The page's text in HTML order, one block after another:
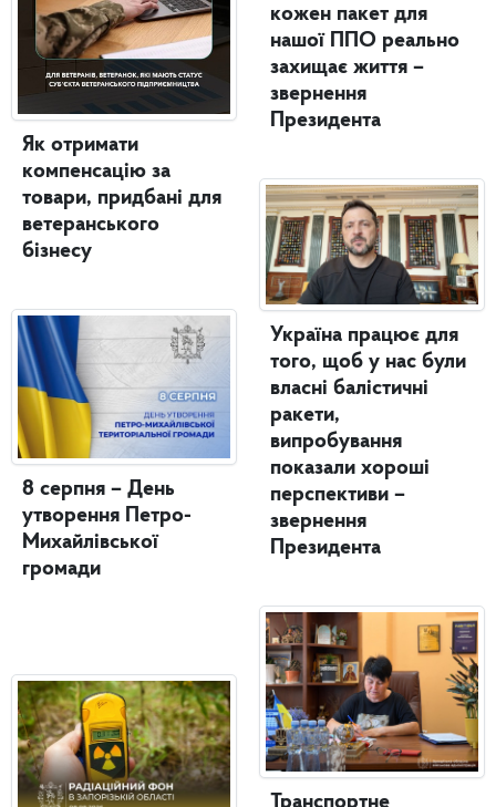
Як отримати
компенсацію за
товари, придбані для
ветеранського
бізнесу
8 серпня – День
утворення Петро-
Михайлівської
громади
кожен пакет для
нашої ППО реально
захищає життя –
звернення
Президента
Україна працює для
того, щоб у нас були
власні балістичні
ракети,
випробування
показали хороші
перспективи –
звернення
Президента